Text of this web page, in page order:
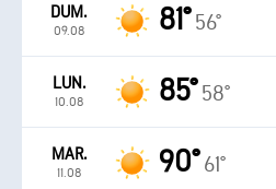
DUM.
09.08 81° 56°
LUN.
10.08 85° 58°
MAR.
11.08 90° 61°